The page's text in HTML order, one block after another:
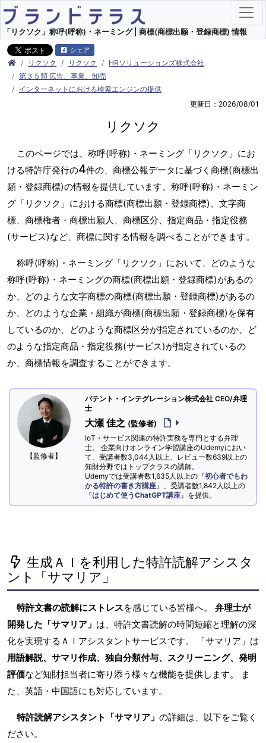
「リクソク」称呼(呼称)・ネーミング | 商標(商標出願・登録商標) 情報
シェア
リクソク リクソク
HRソリューションズ株式会社
第３５類 広告、事業、卸売
インターネットにおける検索エンジンの提供
更新日：2026/08/01
リクソク
このページでは、称呼(呼称)・ネーミング「リクソク」にお
ける特許庁発行の4件の、商標公報データに基づく商標(商標出
願・登録商標)の情報を提供しています。称呼(呼称)・ネーミン
グ「リクソク」における商標(商標出願・登録商標)、文字商
標、商標権者・商標出願人、商標区分、指定商品・指定役務
(サービス)など、商標に関する情報を調べることができます。
称呼(呼称)・ネーミング「リクソク」において、どのような
称呼(呼称)・ネーミングの商標(商標出願・登録商標)があるの
か、どのような文字商標の商標(商標出願・登録商標)があるの
か、どのような企業・組織が商標(商標出願・登録商標)を保有
しているのか、どのような商標区分が指定されているのか、ど
のような指定商品・指定役務(サービス)が指定されているの
か、商標情報を調査することができます。
【監修者】
パテント・インテグレーション株式会社 CEO/弁理
士
大瀬 佳之 (監修者)
IoT・サービス関連の特許実務を専門とする弁理
士。 企業向けオンライン学習講座のUdemyにおい
て、受講者数3,044人以上、レビュー数639以上の
知財分野ではトップクラスの講師。
Udemyでは受講者数1,635人以上の『初心者でもわ
かる特許の書き方講座 』、受講者数1,842人以上の
『はじめて使うChatGPT講座 』を提供。
生成ＡＩを利用した特許読解アシスタ
ント「サマリア」
特許文書の読解にストレスを感じている皆様へ。 弁理士が
開発した「サマリア」 は、特許文書読解の時間短縮と理解の深
化を実現するＡＩアシスタントサービスです。 「サマリア」は
用語解説、サマリ作成、独自分類付与、スクリーニング、発明
評価など知財担当者に寄り添う様々な機能を提供します。 ま
た、英語・中国語にも対応しています。
特許読解アシスタント「サマリア」 の詳細は、以下をご覧く
ださい。